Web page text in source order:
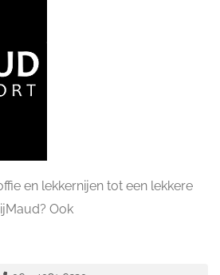
en lekkernijen tot een lekkere
Ook